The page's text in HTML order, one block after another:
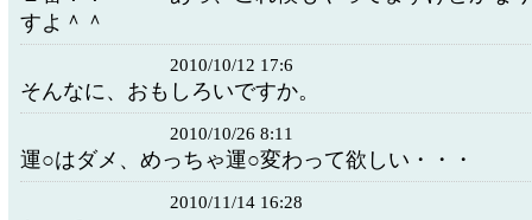
すよ＾＾
2010/10/12 17:6
そんなに、おもしろいですか。
2010/10/26 8:11
運○はダメ、めっちゃ運○変わって欲しい・・・
2010/11/14 16:28